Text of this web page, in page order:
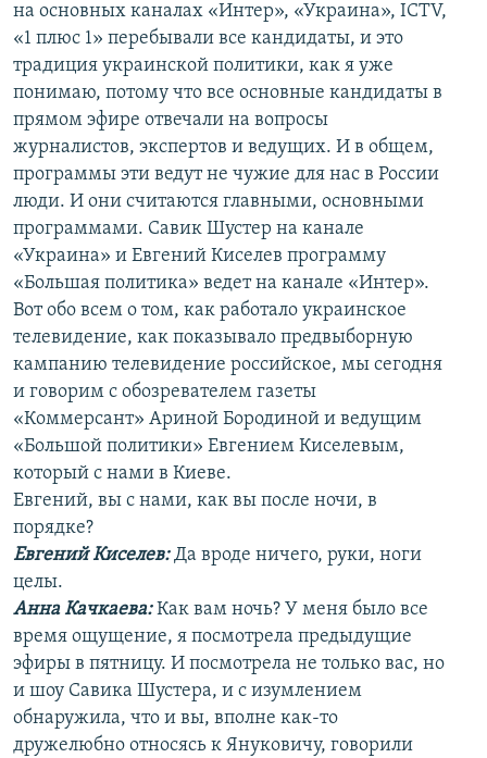
на основных каналах «Интер», «Украина», ICTV,
«1 плюс 1» перебывали все кандидаты, и это
традиция украинской политики, как я уже
понимаю, потому что все основные кандидаты в
прямом эфире отвечали на вопросы
журналистов, экспертов и ведущих. И в общем,
программы эти ведут не чужие для нас в России
люди. И они считаются главными, основными
программами. Савик Шустер на канале
«Украина» и Евгений Киселев программу
«Большая политика» ведет на канале «Интер».
Вот обо всем о том, как работало украинское
телевидение, как показывало предвыборную
кампанию телевидение российское, мы сегодня
и говорим с обозревателем газеты
«Коммерсант» Ариной Бородиной и ведущим
«Большой политики» Евгением Киселевым,
который с нами в Киеве.
Евгений, вы с нами, как вы после ночи, в
порядке?
Евгений Киселев:Да вроде ничего, руки, ноги
целы.
Анна Качкаева:Как вам ночь? У меня было все
время ощущение, я посмотрела предыдущие
эфиры в пятницу. И посмотрела не только вас, но
и шоу Савика Шустера, и с изумлением
обнаружила, что и вы, вполне как-то
дружелюбно относясь к Януковичу, говорили